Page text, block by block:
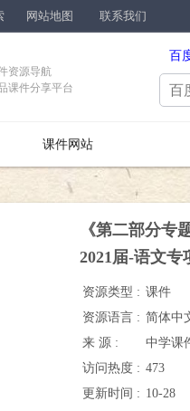
网站地图 联系我们
资源导航
课件分享平台
百
课件网站
《第二部分
2021届-语文专
资源类型 : 课件
资源语言 : 简体中
来 源 :
中学课
访问热度 : 473
更新时间 : 10-28